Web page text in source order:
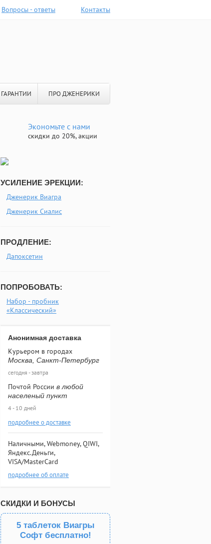
Вопросы - ответы Контакты
ГАРАНТИИ ПРО ДЖЕНЕРИКИ
Экономьте с нами
скидки до 20%, акции
УСИЛЕНИЕ ЭРЕКЦИИ:
Дженерик Виагра
Дженерик Сиалис
ПРОДЛЕНИЕ:
Дапоксетин
ПОПРОБОВАТЬ:
Набор - пробник
«Классический»
Анонимная доставка
Курьером в городах
Москва, Санкт-Петербург
сегодня - завтра
Почтой России в любой
населеный пункт
4 - 10 дней
подробнее о доставке
Наличными, Webmoney, QIWI,
Яндекс.Деньги,
VISA/MasterCard
подробнее об оплате
СКИДКИ И БОНУСЫ
5 таблеток Виагры
Софт бесплатно!